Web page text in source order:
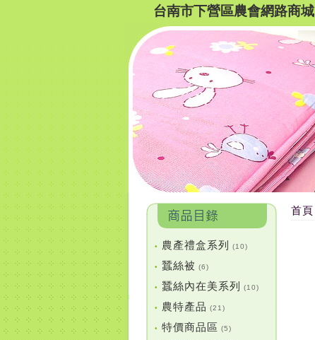
台南市下營區農會網路商城
• 農產禮盒系列 (10)
• 蠶絲被 (6)
• 蠶絲內在美系列 (10)
• 農特產品 (21)
• 特價商品區 (5)
首頁